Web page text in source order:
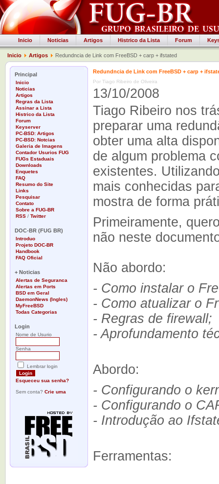
Inicio Noticias Artigos Histrico da Lista Forum
Inicio Artigos Redundncia de Link com FreeBSD + carp + ifstated
Principal
Inicio
Noticias
Artigos
Regras da Lista
Assinar a Lista
Histrico da Lista
Forum
Keyserver
PC-BSD: Artigos
PC-BSD: Notcias
Galeria de Imagens
Contador Usurios FUG
FUGs Estaduais
Downloads
Enquetes
FAQ
Resumo do Site
Links
Pesquisar
Contato
Sobre a FUG-BR
RSS / Twitter
DOC-BR (FUG BR)
Introduo
Projeto DOC-BR
Handbook
FAQ Oficial
+ Noticias
Alertas de Seguranca
Alertas em Ports
BSD em Geral
DaemonNews (Ingles)
MyFreeBSD
Todas Categorias
Login
Nome de Usurio
Senha
Lembrar login
Esqueceu sua senha?
Sem conta? Crie uma
Redundncia de Link com FreeBSD + carp +
Por Tiago Ribeiro de Oliveira
13/10/2008
Tiago Ribeiro nos
preparar uma
obter uma alta
de algum problema
existentes.
mais conhecidas
mostra de forma
Primeiramente,
não neste
Não abordo:
- Como instalar o
- Como atualizar o
- Regras de firewall;
- Aprofundamento
Abordo:
- Configurando o
- Configurando o
- Introdução ao
Ferramentas: